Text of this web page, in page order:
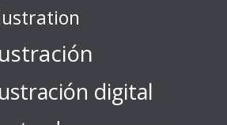
digital